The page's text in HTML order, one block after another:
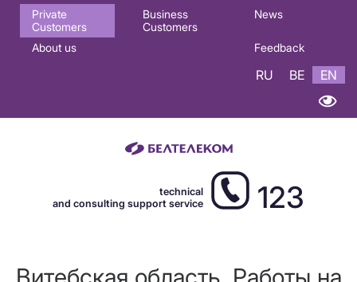
Основная
навигация
Private
Customers
Business
Customers
News
About us Feedback
RU BE EN
technical
and consulting support service
123